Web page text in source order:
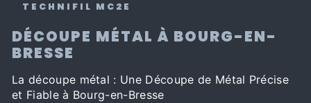
TECHNIFIL MC2E
DÉCOUPE MÉTAL À BOURG-EN-
BRESSE
La découpe métal : Une Découpe de Métal Précise
et Fiable à Bourg-en-Bresse